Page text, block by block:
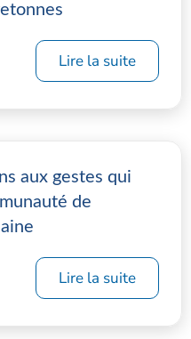
Lire la suite
aux gestes qui
de
Lire la suite